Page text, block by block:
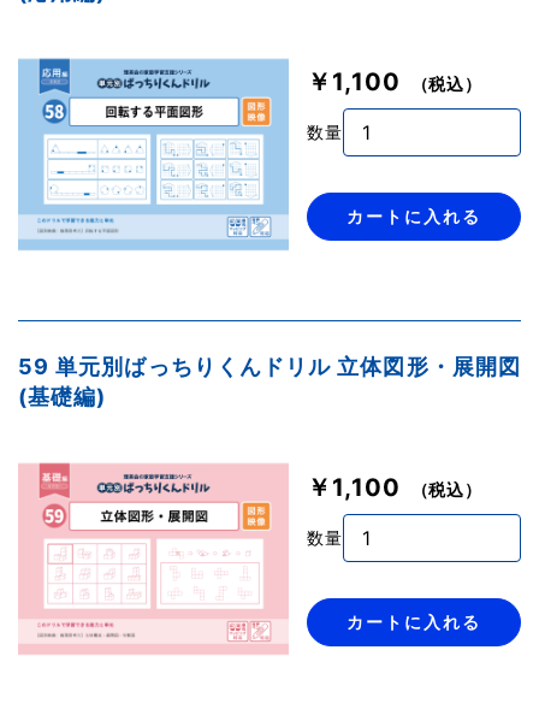
￥1,100 （税込）
数量
カートに入れる
59 単元別ばっちりくんドリル 立体図形・展開図
(基礎編)
￥1,100 （税込）
数量
カートに入れる